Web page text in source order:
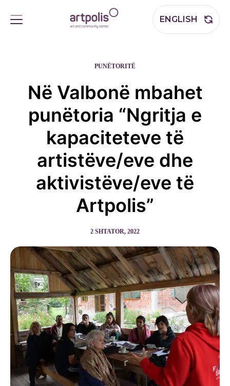
ENGLISH
PUNËTORITË
Në Valbonë mbahet
punëtoria “Ngritja e
kapaciteteve të
artistëve/eve dhe
aktivistëve/eve të
Artpolis”
2 SHTATOR, 2022